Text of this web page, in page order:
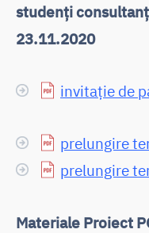
studenți
23.11.2020
invitație de
prelungire
prelungire
Materiale Proiect